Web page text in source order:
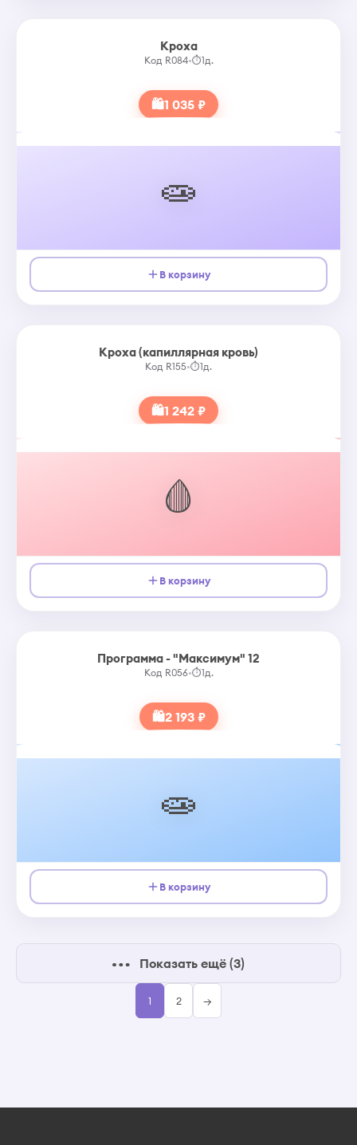
Кроха
Код R084•⏱1д.
🛍1 035 ₽
🧫
В корзину
Кроха (капиллярная кровь)
Код R155•⏱1д.
🛍1 242 ₽
🩸
В корзину
Программа - "Максимум" 12
Код R056•⏱1д.
🛍2 193 ₽
🧫
В корзину
Показать ещё (3)
1 2 →